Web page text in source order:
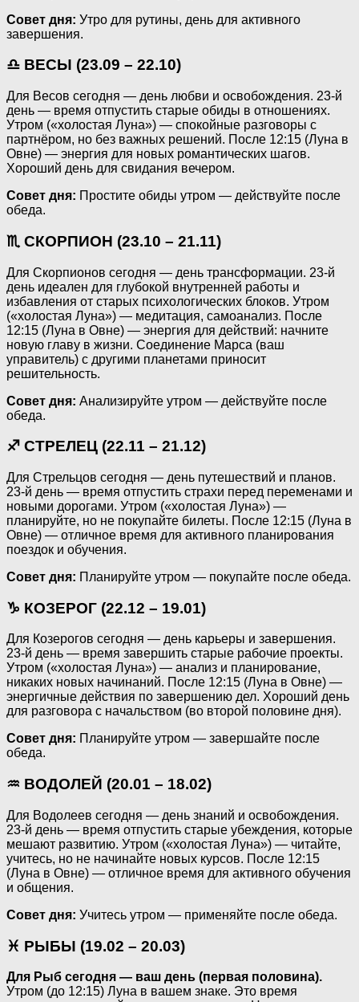
Совет дня: Утро для рутины, день для активного
завершения.
♎ ВЕСЫ (23.09 – 22.10)
Для Весов сегодня — день любви и освобождения. 23-й
день — время отпустить старые обиды в отношениях.
Утром («холостая Луна») — спокойные разговоры с
партнёром, но без важных решений. После 12:15 (Луна в
Овне) — энергия для новых романтических шагов.
Хороший день для свидания вечером.
Совет дня: Простите обиды утром — действуйте после
обеда.
♏ СКОРПИОН (23.10 – 21.11)
Для Скорпионов сегодня — день трансформации. 23-й
день идеален для глубокой внутренней работы и
избавления от старых психологических блоков. Утром
(«холостая Луна») — медитация, самоанализ. После
12:15 (Луна в Овне) — энергия для действий: начните
новую главу в жизни. Соединение Марса (ваш
управитель) с другими планетами приносит
решительность.
Совет дня: Анализируйте утром — действуйте после
обеда.
♐ СТРЕЛЕЦ (22.11 – 21.12)
Для Стрельцов сегодня — день путешествий и планов.
23-й день — время отпустить страхи перед переменами и
новыми дорогами. Утром («холостая Луна») —
планируйте, но не покупайте билеты. После 12:15 (Луна в
Овне) — отличное время для активного планирования
поездок и обучения.
Совет дня: Планируйте утром — покупайте после обеда.
♑ КОЗЕРОГ (22.12 – 19.01)
Для Козерогов сегодня — день карьеры и завершения.
23-й день — время завершить старые рабочие проекты.
Утром («холостая Луна») — анализ и планирование,
никаких новых начинаний. После 12:15 (Луна в Овне) —
энергичные действия по завершению дел. Хороший день
для разговора с начальством (во второй половине дня).
Совет дня: Планируйте утром — завершайте после
обеда.
♒ ВОДОЛЕЙ (20.01 – 18.02)
Для Водолеев сегодня — день знаний и освобождения.
23-й день — время отпустить старые убеждения, которые
мешают развитию. Утром («холостая Луна») — читайте,
учитесь, но не начинайте новых курсов. После 12:15
(Луна в Овне) — отличное время для активного обучения
и общения.
Совет дня: Учитесь утром — применяйте после обеда.
♓ РЫБЫ (19.02 – 20.03)
Для Рыб сегодня — ваш день (первая половина).
Утром (до 12:15) Луна в вашем знаке. Это время